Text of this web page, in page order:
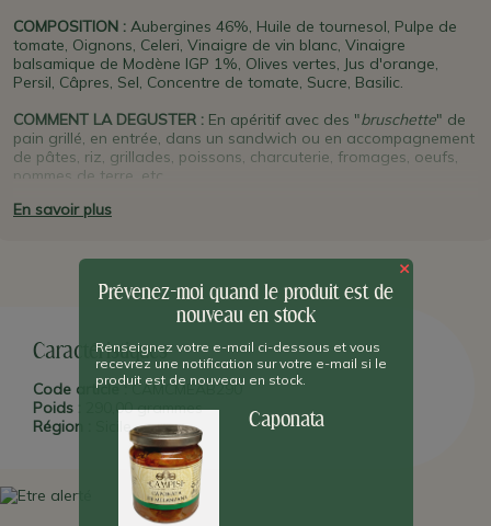
COMPOSITION : Aubergines 46%, Huile de tournesol, Pulpe de
tomate, Oignons, Celeri, Vinaigre de vin blanc, Vinaigre
balsamique de Modène IGP 1%, Olives vertes, Jus d'orange,
Persil, Câpres, Sel, Concentre de tomate, Sucre, Basilic.
COMMENT LA DEGUSTER : En apéritif avec des "bruschette" de
pain grillé, en entrée, dans un sandwich ou en accompagnement
de pâtes, riz, grillades, poissons, charcuterie, fromages, oeufs,
pommes de terre, etc.
PLUS D'INFO :
de la cuisine des envahisseurs de l'ile sur la gastronomie
Grecs,Maures,Romains ,Espagnols ...La région de
, en Sicile orientale est le berceau de la famille
spécialisée depuis cinq générations dans la gastronomie (mer et
terre) locale.
En savoir plus
Caractéristiques
Code article : CAMCMEAB290
Poids :
290,00 grammes
Région :
Sicile
×
Prévenez-moi quand le produit est de
nouveau en stock
Renseignez votre e-mail ci-dessous et vous
recevrez une notification sur votre e-mail si le
produit est de nouveau en stock.
Caponata